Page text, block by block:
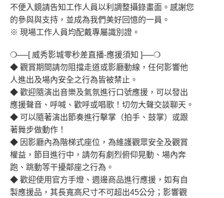
不便入鏡請告知工作人員以利調整攝錄畫面。感謝您
的參與與支持，並成為我們美好回憶的一員。
※ 現場工作人員均配戴專屬識別證。
❍──[ 威秀影城零秒差直播-應援須知 ]──❍
◆ 觀賞期間請勿阻擋走道或影廳動線，任何影響他
人進出及場內安全之行為皆被禁止。
◆ 歡迎隨演出音樂及氣氛進行口號應援，可以發出
應援聲音、呼喊、歡呼或唱歌！切勿大聲交談聊天。
◆ 可以隨著演出節奏進行擊掌（拍手、鼓掌）或跟
著舞步做動作！
◆ 因影廳內為階梯式座位，為維護觀眾安全及觀賞
權益，節目進行中，請勿有劇烈俯仰晃動、場內奔
跑、跳動等干擾鄰座之行為。
◆ 歡迎使用官方手燈、週邊商品進行應援，如有自
製應援品，其長寬高尺寸不可超出45公分；影響觀